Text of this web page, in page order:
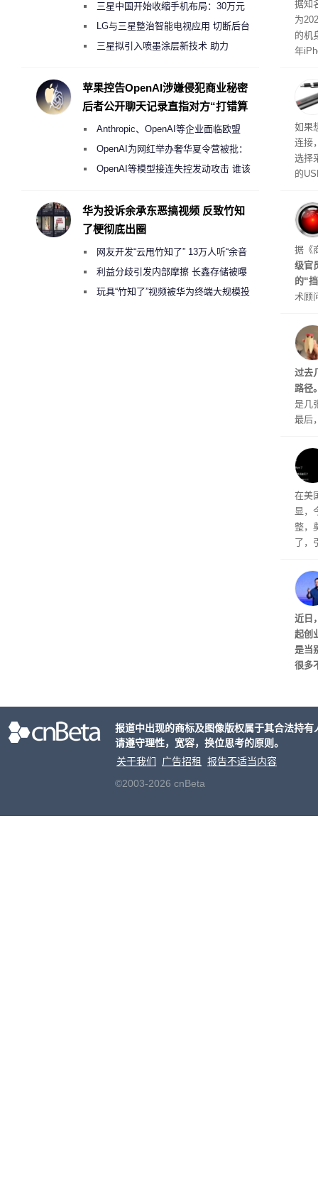
据知
为
的机
年
如果
连接
选择
的
不
在华
些
起
据《
级官
的“
术顾
划
公司
原
起来
过去
路径
是几
最后
头
关。
得
在美
显，
整，
了，
底
续续
换一
我
近日
起创
是当
很多
进。
三星中国开始收缩手机布局：30万元
月销售额不达标门店 将被逐步清退
LG与三星整治智能电视应用 切断后台
偷偷共享带宽的违规行为
三星拟引入喷墨涂层新技术 助力
度
苹果控告OpenAI涉嫌侵犯商业秘密
后者公开聊天记录直指对方“打错算
Anthropic、OpenAI等企业面临欧盟
《人工智能法案》全新执法权限审查
OpenAI为网红举办奢华夏令营被批：
2000美元一晚 遭讽“反乌托邦”
OpenAI等模型接连失控发动攻击 谁该
华为投诉余承东恶搞视频 反致竹知
了梗彻底出圈
网友开发“云甩竹知了” 13万人听“余音
绕梁”利益分歧引发内部摩擦 长鑫存储被曝
曾将华为驻场工程师驱逐出研发基地
玩具“竹知了”视频被华为终端大规模投
报道中出现的商标及图像版权属于其合法持
请遵守理性，宽容，换位思考的原则。
关于我们
广告招租
报告不适当内容
©2003-2026 cnBeta